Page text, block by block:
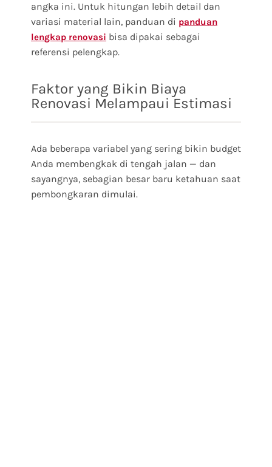
angka ini. Untuk hitungan lebih detail dan
variasi material lain, panduan di panduan
lengkap renovasi bisa dipakai sebagai
referensi pelengkap.
Faktor yang Bikin Biaya
Renovasi Melampaui Estimasi
Ada beberapa variabel yang sering bikin budget
Anda membengkak di tengah jalan — dan
sayangnya, sebagian besar baru ketahuan saat
pembongkaran dimulai.